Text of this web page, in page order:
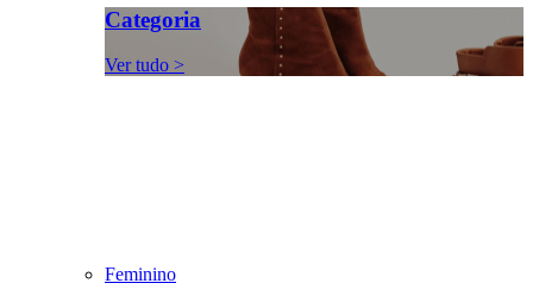
Categoria
Ver tudo >
Feminino